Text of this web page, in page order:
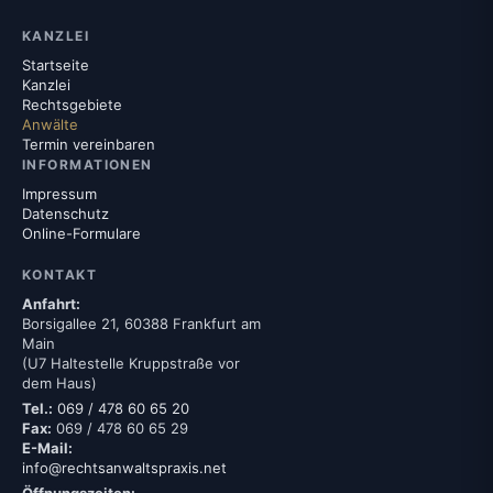
Gericht. Das besprechen wir im Einzelfall mit
Ihnen.
KANZLEI
Startseite
Kanzlei
Rechtsgebiete
Anwälte
Termin vereinbaren
INFORMATIONEN
Impressum
Datenschutz
Online-Formulare
KONTAKT
Anfahrt:
Borsigallee 21, 60388 Frankfurt am
Main
(U7 Haltestelle Kruppstraße vor
dem Haus)
Tel.: 069 / 478 60 65 20
Fax: 069 / 478 60 65 29
E-Mail:
info@rechtsanwaltspraxis.net